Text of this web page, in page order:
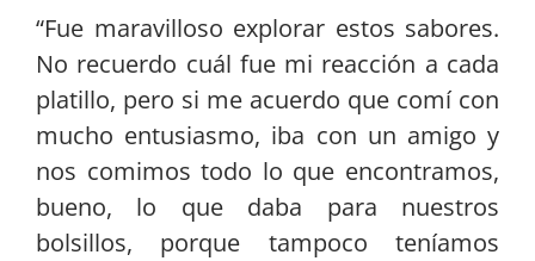
“Fue maravilloso explorar estos sabores.
No recuerdo cuál fue mi reacción a cada
platillo, pero si me acuerdo que comí con
mucho entusiasmo, iba con un amigo y
nos comimos todo lo que encontramos,
bueno, lo que daba para nuestros
bolsillos, porque tampoco teníamos